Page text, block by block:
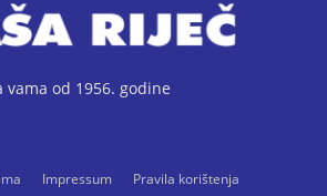
vama od 1956. godine
Impressum
Pravila korištenja